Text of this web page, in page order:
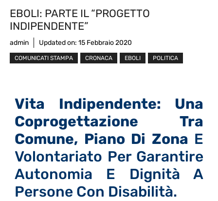
EBOLI: PARTE IL “PROGETTO
INDIPENDENTE”
admin Updated on: 15 Febbraio 2020
COMUNICATI STAMPA CRONACA EBOLI POLITICA
Vita Indipendente: Una
Coprogettazione Tra
Comune, Piano Di Zona E
Volontariato Per Garantire
Autonomia E Dignità A
Persone Con Disabilità.